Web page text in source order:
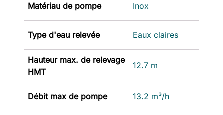
Matériau de pompe Inox
Type d'eau relevée Eaux claires
Hauteur max. de relevage
HMT
12.7 m
Débit max de pompe 13.2 m³/h